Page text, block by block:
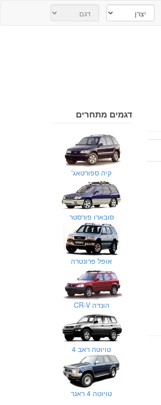
דגמים מתחרים
קיה ספורטאג'
סובארו פורסטר
אופל פרונטרה
הונדה CR-V
טויוטה ראב 4
טויוטה 4 ראנר